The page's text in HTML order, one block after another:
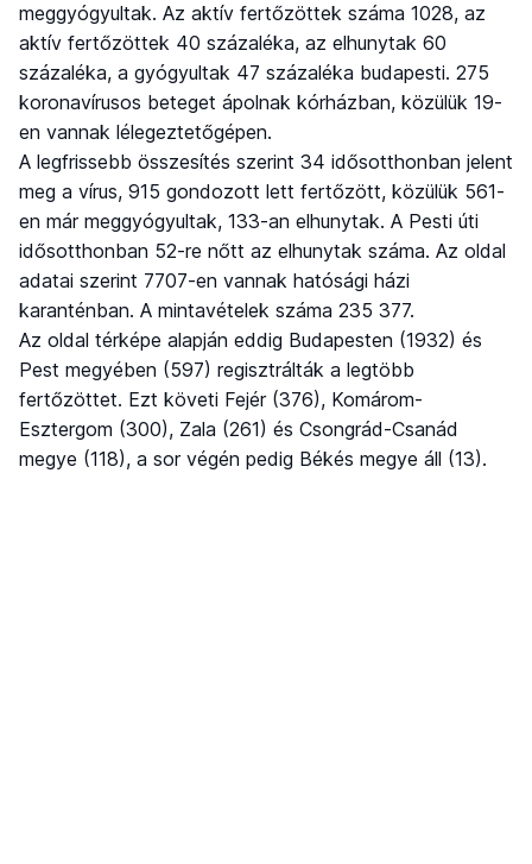
meggyógyultak. Az aktív fertőzöttek száma 1028, az
aktív fertőzöttek 40 százaléka, az elhunytak 60
százaléka, a gyógyultak 47 százaléka budapesti. 275
koronavírusos beteget ápolnak kórházban, közülük 19-
en vannak lélegeztetőgépen.
A legfrissebb összesítés szerint 34 idősotthonban jelent
meg a vírus, 915 gondozott lett fertőzött, közülük 561-
en már meggyógyultak, 133-an elhunytak. A Pesti úti
idősotthonban 52-re nőtt az elhunytak száma. Az oldal
adatai szerint 7707-en vannak hatósági házi
karanténban. A mintavételek száma 235 377.
Az oldal térképe alapján eddig Budapesten (1932) és
Pest megyében (597) regisztrálták a legtöbb
fertőzöttet. Ezt követi Fejér (376), Komárom-
Esztergom (300), Zala (261) és Csongrád-Csanád
megye (118), a sor végén pedig Békés megye áll (13).